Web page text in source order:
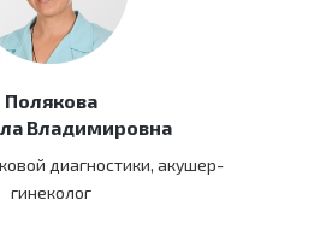
Полякова
Владимировна
диагностики, акушер-
гинеколог